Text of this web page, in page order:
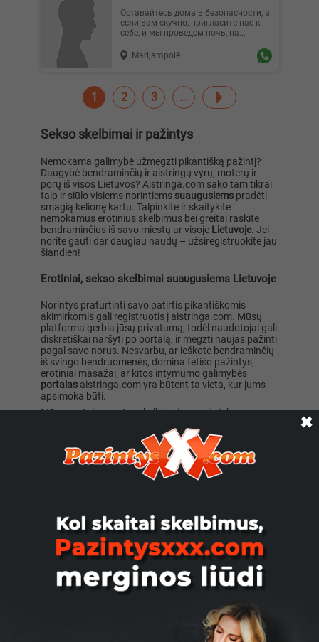
Оставайтесь дома в безопасности, а
если вам скучно, пригласите нас к
себе, и мы проведем ночь, на...
Marijampolė
1 2 3
Sekso skelbimai ir pažintys
Nemokama galimybė užmegzti pikantišką pažintį?
Daugybė bendraminčių ir aistringų vyrų, moterų ir
porų iš visos Lietuvos? Aistringa.com sako tam tikrai
taip ir siūlo visiems norintiems suaugusiemspradėti
smagią kelionę kartu. Talpinkite ir skaitykite
nemokamus erotinius skelbimus bei greitai raskite
bendraminčius iš savo miestų ar visoje Lietuvoje. Jei
norite gauti dar daugiau naudų – užsiregistruokite jau
šiandien!
Erotiniai, sekso skelbimai suaugusiems Lietuvoje
Norintys praturtinti savo patirtis pikantiškomis
akimirkomis gali registruotis į aistringa.com. Mūsų
platforma gerbia jūsų privatumą, todėl naudotojai gali
diskretiškai naršyti po portalą, ir megzti naujas pažinti
pagal savo norus. Nesvarbu, ar ieškote bendraminčių
iš svingo bendruomenės, domina fetišo pažintys,
erotiniai masažai, ar kitos intymumo galimybės
portalasaistringa.com yra būtent ta vieta, kur jums
apsimoka būti.
Mūsų portale esantys skelbimai yra erdvė, kur suaugę
pomėgiais, sužinoti apie bendraminčius ir
renginius ar naršyti saugioje ir privačioje aplinkoje. Čia
suaugusieji gali tyrinėti savo seksualumą, troškimus ir
fantazijas be jokių kliūčių. Skelbimą galima patalpinti
net nesiregistravus, todėl viskas bus labai paprasta.
saugūs. Visada gerbkite kitame laido gale esančius
žmones ir jų pasirinkimą. Darykite tik tai, kam
gaunamas abipusis sutikimas.
Intymios sekso pažintys kelių mygtukų
paspaudimu
internete, portale
aistringa.com jūs galite nemokamai, vos kelių
mygtukų paspaudimu pradėti savo kelionę. Jums
✖